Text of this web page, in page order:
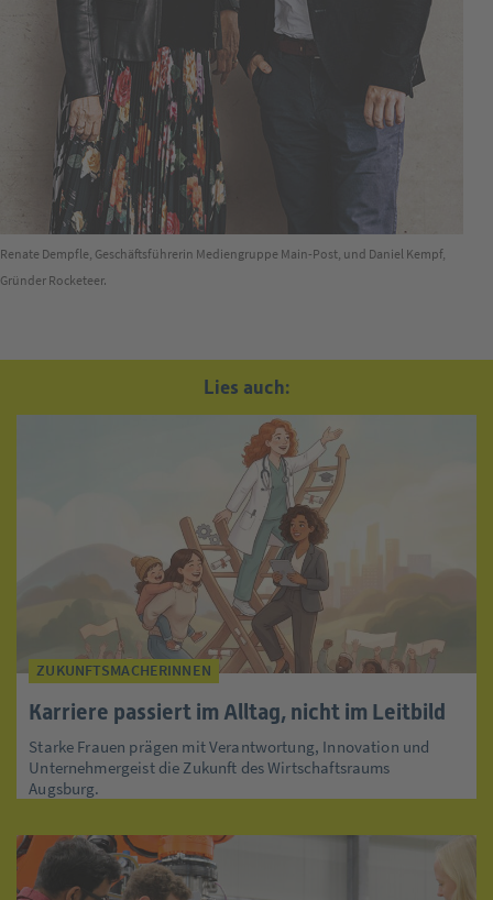
Renate Dempfle, Geschäftsführerin ­Mediengruppe Main-Post, und Daniel Kempf,
Gründer Rocketeer.
Lies auch:
ZUKUNFTSMACHERINNEN
Karriere passiert im Alltag, nicht im Leitbild
Starke Frauen prägen mit Verantwortung, Innovation und
Unternehmergeist die Zukunft des Wirtschaftsraums
Augsburg.